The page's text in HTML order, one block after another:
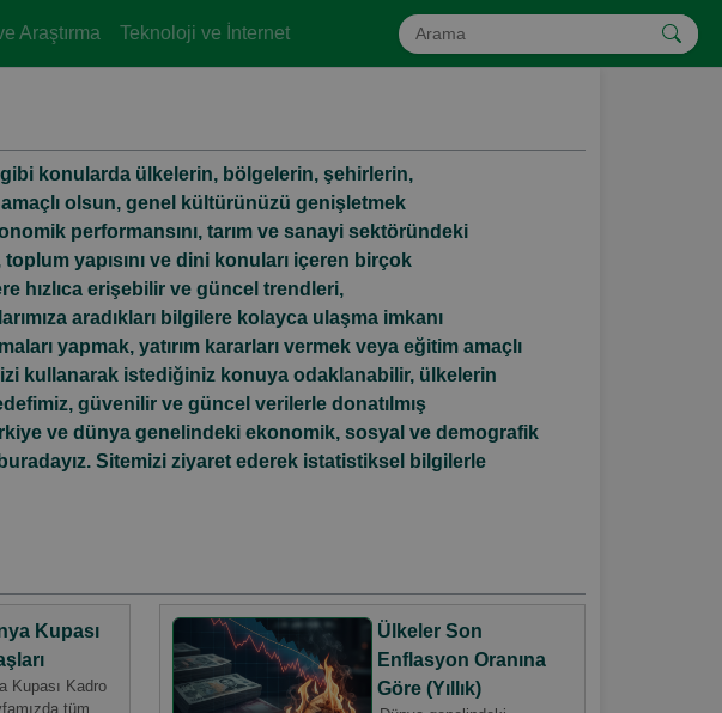
Araştırma Teknoloji ve İnternet
konularda ülkelerin, bölgelerin, şehirlerin,
olsun, genel kültürünüzü genişletmek
performansını, tarım ve sanayi sektöründeki
yapısını ve dini konuları içeren birçok
hızlıca erişebilir ve güncel trendleri,
aradıkları bilgilere kolayca ulaşma imkanı
yapmak, yatırım kararları vermek veya eğitim amaçlı
kullanarak istediğiniz konuya odaklanabilir, ülkelerin
güvenilir ve güncel verilerle donatılmış
ve dünya genelindeki ekonomik, sosyal ve demografik
Sitemizi ziyaret ederek istatistiksel bilgilerle
Kupası
Kupası Kadro
tüm
Ülkeler Son
Enflasyon Oranına
Göre (Yıllık)